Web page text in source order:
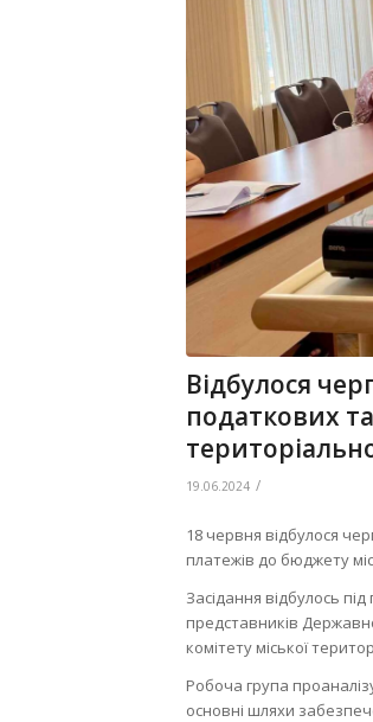
Відбулося
податкових
19.06.2024 /
18 червня відбулося
платежів до бюджету
Засідання відбулось
представників
комітету міської
Робоча група
основні шляхи